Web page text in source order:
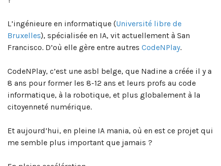
L’ingénieure en informatique (Université libre de
Bruxelles), spécialisée en IA, vit actuellement à San
Francisco. D’où elle gère entre autres CodeNPlay.
CodeNPlay, c’est une asbl belge, que Nadine a créée il y a
8 ans pour former les 8-12 ans et leurs profs au code
informatique, à la robotique, et plus globalement à la
citoyenneté numérique.
Et aujourd’hui, en pleine IA mania, où en est ce projet qui
me semble plus important que jamais ?